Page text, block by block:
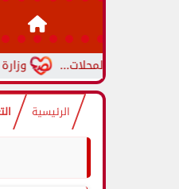
وزارة الصحة
الرئيسية